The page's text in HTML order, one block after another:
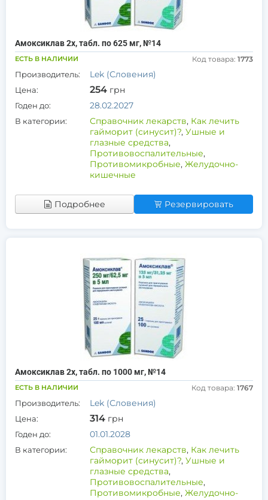
Амоксиклав 2х, табл. по 625 мг, №14
ЕСТЬ В НАЛИЧИИ Код товара: 1773
Производитель: Lek (Словения)
Цена: 254 грн
Годен до: 28.02.2027
В категории: Справочник лекарств, Как лечить
гайморит (синусит)?, Ушные и
глазные средства,
Противовоспалительные,
Противомикробные, Желудочно-
кишечные
Подробнее Резервировать
Амоксиклав 2х, табл. по 1000 мг, №14
ЕСТЬ В НАЛИЧИИ Код товара: 1767
Производитель: Lek (Словения)
Цена: 314 грн
Годен до: 01.01.2028
В категории: Справочник лекарств, Как лечить
гайморит (синусит)?, Ушные и
глазные средства,
Противовоспалительные,
Противомикробные, Желудочно-